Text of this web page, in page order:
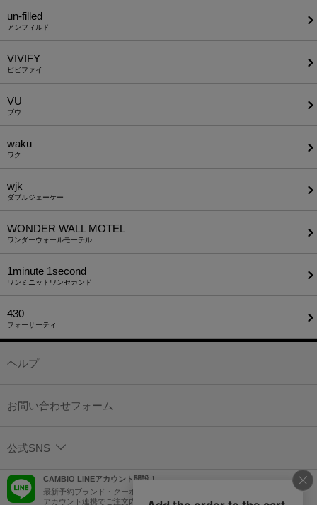
un-filled
アンフィルド
VIVIFY
ビビファイ
VU
ブウ
waku
ワク
wjk
ダブルジェーケー
WONDER WALL MOTEL
ワンダーウォールモーテル
1minute​ 1second
ワンミニットワンセカンド
430
フォーサーティ
ヘルプ
お問い合わせフォーム
公式SNS
CAMBIO LINEアカウント開設！
最新予約ブランド・クーポン情報などを配信！
アカウント連携でご注文内容をLINEでも確認可能！